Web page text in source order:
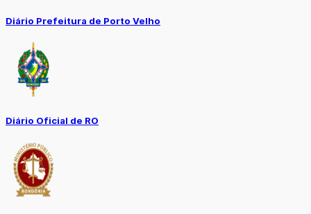
Diário Prefeitura de Porto Velho
Diário Oficial de RO